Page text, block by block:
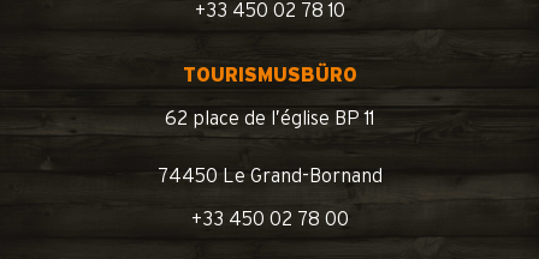
+33 450 02 78 10
TOURISMUSBÜRO
62 place de l’église BP 11
74450 Le Grand-Bornand
+33 450 02 78 00